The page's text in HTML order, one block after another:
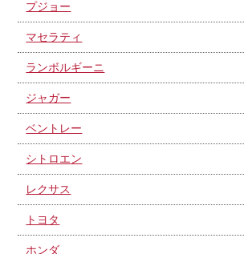
プジョー
マセラティ
ランボルギーニ
ジャガー
ベントレー
シトロエン
レクサス
トヨタ
ホンダ